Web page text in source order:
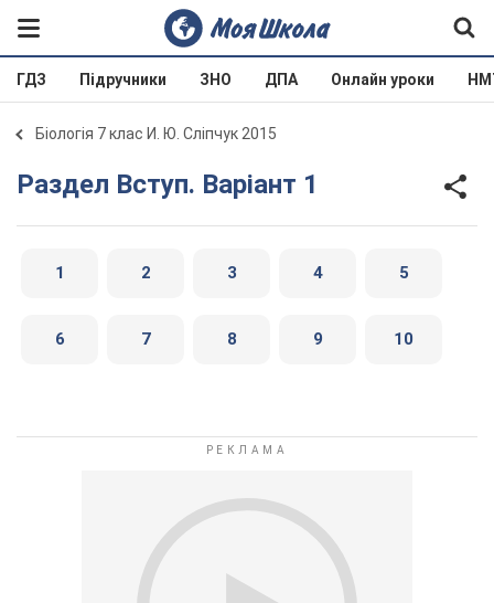
ГДЗ Підручники ЗНО ДПА Онлайн уроки
Біологія 7 клас И. Ю. Сліпчук 2015
Раздел Вступ. Варіант 1
1 2 3 4 5
6 7 8 9 10